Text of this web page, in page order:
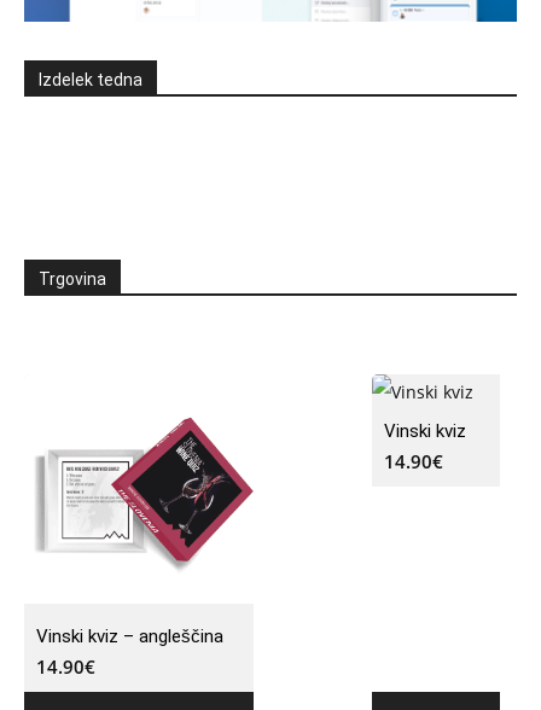
Izdelek tedna
Trgovina
Vinski kviz – angleščina
14.90€
Vinski kviz
14.90€